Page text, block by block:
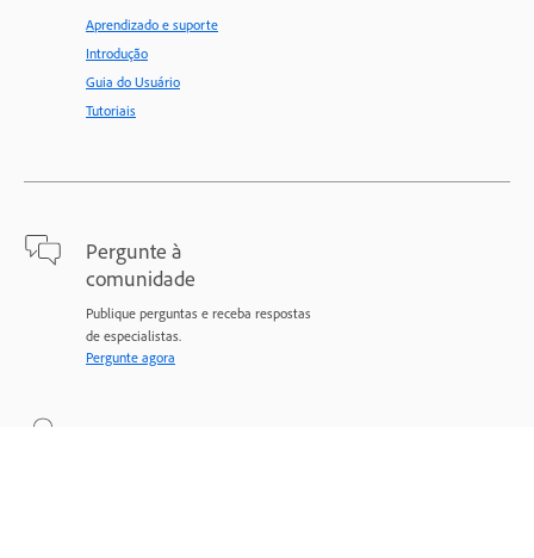
Aprendizado e suporte
Introdução
Guia do Usuário
Tutoriais
Pergunte à
comunidade
Publique perguntas e receba respostas
de especialistas.
Pergunte agora